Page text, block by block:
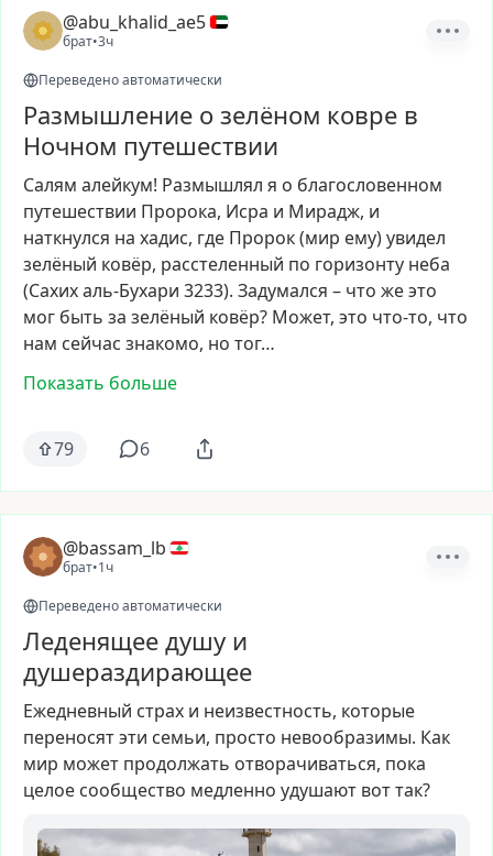
@abu_khalid_ae5
брат•3ч
Переведено автоматически
Размышление о зелёном ковре в
Ночном путешествии
Салям алейкум! Размышлял я о благословенном
путешествии Пророка, Исра и Мирадж, и
наткнулся на хадис, где Пророк(мир ему)увидел
зелёный ковёр, расстеленный по горизонту неба
(Сахихаль-Бухари 3233). Задумался – что жеэто
мог быть за зелёный ковёр? Может, это что-то, что
нам сейчас знакомо, но тог…
Показать больше
79 6
@bassam_lb
брат•1ч
Переведено автоматически
Леденящее душу и
душераздирающее
Ежедневный страх и неизвестность, которые
переносятэти семьи, просто невообразимы. Как
мир может продолжать отворачиваться, пока
целое сообщество медленно удушают воттак?